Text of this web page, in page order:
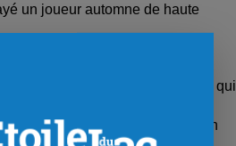
un joueur automne de haute
le dit lui-même, les deux
Super! Maintenant, qui
du filet adverse fut flagrant.
s’expliquer, mais la régression